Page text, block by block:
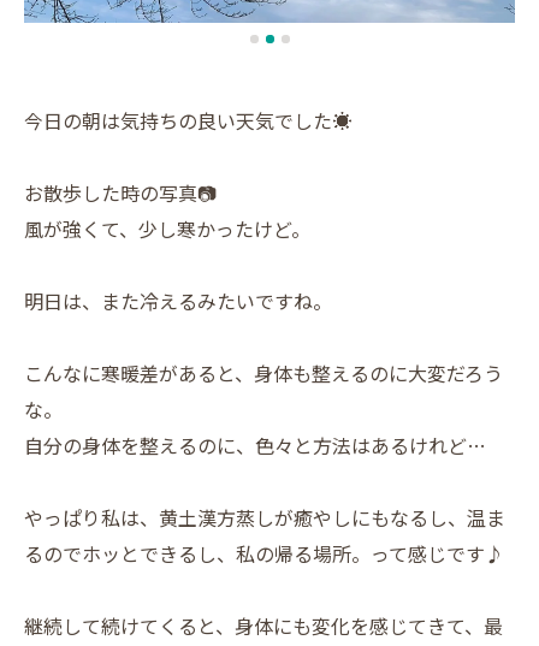
今日の朝は気持ちの良い天気でした☀️
お散歩した時の写真📷
風が強くて、少し寒かったけど。
明日は、また冷えるみたいですね。
こんなに寒暖差があると、身体も整えるのに大変だろう
な。
自分の身体を整えるのに、色々と方法はあるけれど…
やっぱり私は、黄土漢方蒸しが癒やしにもなるし、温ま
るのでホッとできるし、私の帰る場所。って感じです♪
継続して続けてくると、身体にも変化を感じてきて、最